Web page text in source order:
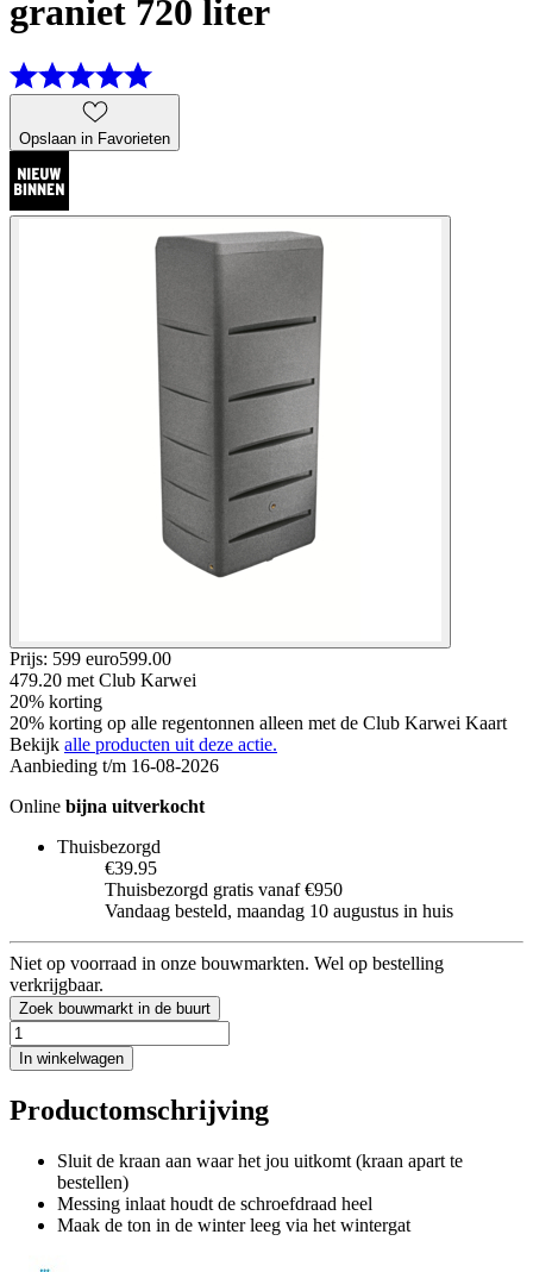
graniet 720 liter
Opslaan in Favorieten
Prijs: 599 euro599.00
479.20 met Club Karwei
20% korting
20% korting op alle regentonnen alleen met de Club Karwei Kaart
Bekijk alle producten uit deze actie.
Aanbieding t/m 16-08-2026
Online bijna uitverkocht
Thuisbezorgd
€39.95
Thuisbezorgd gratis vanaf €950
Vandaag besteld, maandag 10 augustus in huis
Niet op voorraad in onze bouwmarkten. Wel op bestelling
verkrijgbaar.
Zoek bouwmarkt in de buurt
In winkelwagen
Productomschrijving
Sluit de kraan aan waar het jou uitkomt (kraan apart te
bestellen)
Messing inlaat houdt de schroefdraad heel
Maak de ton in de winter leeg via het wintergat